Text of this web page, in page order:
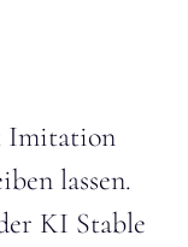
Imitation
lassen.
KI Stable